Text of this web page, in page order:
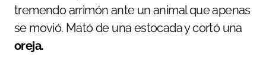
tremendo arrimón ante un animal que apenas
se movió. Mató de una estocada y cortó una
oreja.